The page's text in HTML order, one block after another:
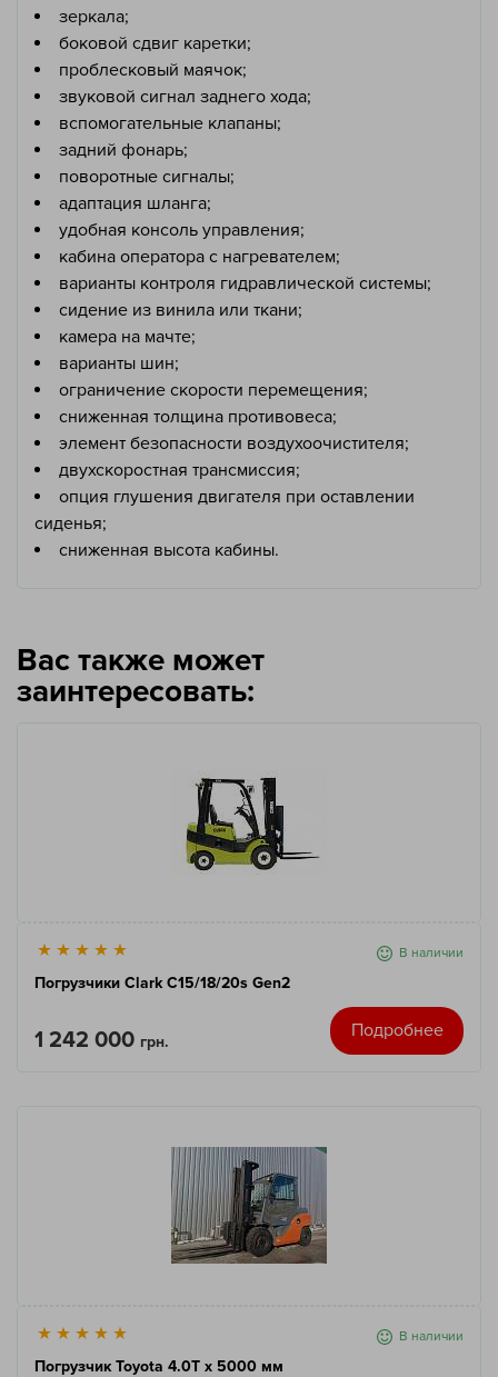
Вас также может
заинтересовать:
В наличии
Погрузчики Clark C15/18/20s Gen2
1 242 000 грн.
Подробнее
В наличии
Погрузчик Toyota 4.0T x 5000 мм
зеркала;
боковой сдвиг каретки;
проблесковый маячок;
звуковой сигнал заднего хода;
вспомогательные клапаны;
задний фонарь;
поворотные сигналы;
адаптация шланга;
удобная консоль управления;
кабина оператора с нагревателем;
варианты контроля гидравлической системы;
сидение из винила или ткани;
камера на мачте;
варианты шин;
ограничение скорости перемещения;
сниженная толщина противовеса;
элемент безопасности воздухоочистителя;
двухскоростная трансмиссия;
опция глушения двигателя при оставлении
сиденья;
сниженная высота кабины.